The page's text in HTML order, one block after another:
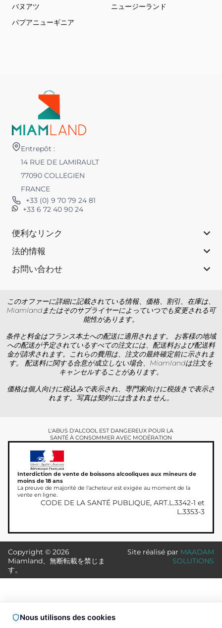
バヌアツ
ニュージーランド
パプアニューギニア
Entrepôt :
14 RUE DE LAMIRAULT
77090 COLLEGIEN
FRANCE
+33 (0) 9 70 79 24 81
+33 6 72 40 90 24
便利なリンク
法的情報
お問い合わせ
このオファーに詳細に記載されている情報、価格、割引、在庫は、
Miamlandまたはそのサプライヤーによっていつでも変更される可
能性があります。
条件と料金はフランス本土への配送に適用されます。 お客様の地域
への配送が予定されているすべての注文には、配送料および配送料
金が請求されます。これらの費用は、注文の最終確定前に示されま
す。 配送料に関する合意が成立しない場合、Miamlandは注文を
キャンセルすることがあります。
価格は個人向けに税込みで表示され、専門家向けに税抜きで表示さ
れます。写真は契約には含まれません。
L'ABUS D'ALCOOL EST DANGEREUX POUR LA
SANTÉ À CONSOMMER AVEC MODÉRATION
Interdiction de vente de boissons alcooliques aux mineurs de
moins de 18 ans
La preuve de majorité de l'acheteur est exigée au moment de la
vente en ligne.
CODE DE LA SANTÉ PUBLIQUE, ART.L.3342-1 et
L.3353-3
Copyright © 2026
Miamland、無断転載を禁じま
す。
Site réalisé par MAADAM
SOLUTIONS
Nous utilisons des cookies